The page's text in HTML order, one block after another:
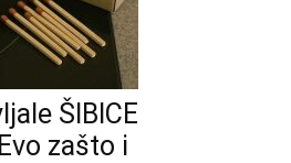
ŠIBICE
zašto i